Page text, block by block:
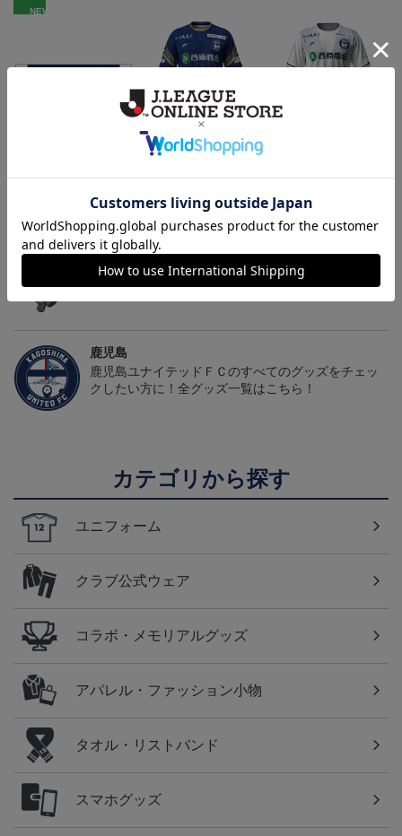
NEW
ー
26/27オーセンティックユ
トピックス
鹿児島
躍動感あふれる「ゆないくー」など、多彩なデザイ
鹿児島
鹿児島ユナイテッドＦＣのすべてのグッズをチェッ
クしたい方に！全グッズ一覧はこちら！
カテゴリから探す
ユニフォーム
クラブ公式ウェア
コラボ・メモリアルグッズ
アパレル・ファッション小物
タオル・リストバンド
スマホグッズ